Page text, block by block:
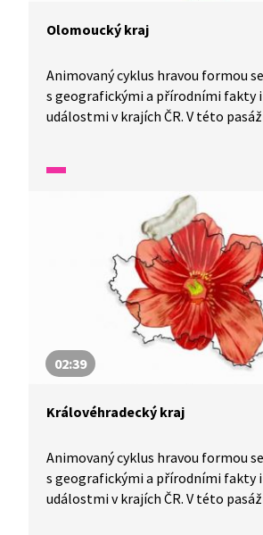
Olomoucký kraj
Animovaný cyklus hravou formou
s geografickými a přírodními fakty
událostmi v krajích ČR. V této
02:39
Královéhradecký kraj
Animovaný cyklus hravou formou
s geografickými a přírodními fakty
událostmi v krajích ČR. V této